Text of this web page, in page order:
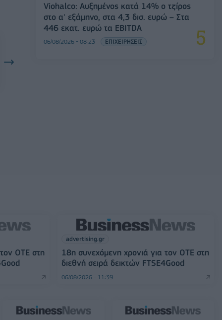
Viohalco: Αυξημένος κατά 14% ο τζίρος
στο α' εξάμηνο, στα 4,3 δισ. ευρώ – Στα
446 εκατ. ευρώ τα EBITDA
06/08/2026 - 08:23 ΕΠΙΧΕΙΡΗΣΕΙΣ
ΟΤΕ στη
advertising.gr
18η συνεχόμενη χρονιά για τον ΟΤΕ στη
διεθνή σειρά δεικτών FTSE4Good
06/08/2026 - 11:39